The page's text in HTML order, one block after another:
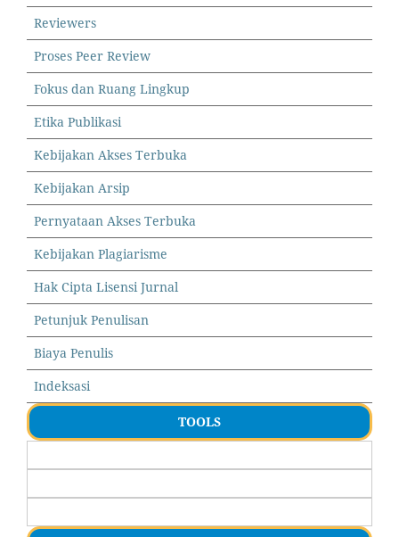
Reviewers
Proses Peer Review
Fokus dan Ruang Lingkup
Etika Publikasi
Kebijakan Akses Terbuka
Kebijakan Arsip
Pernyataan Akses Terbuka
Kebijakan Plagiarisme
Hak Cipta Lisensi Jurnal
Petunjuk Penulisan
Biaya Penulis
Indeksasi
TOOLS